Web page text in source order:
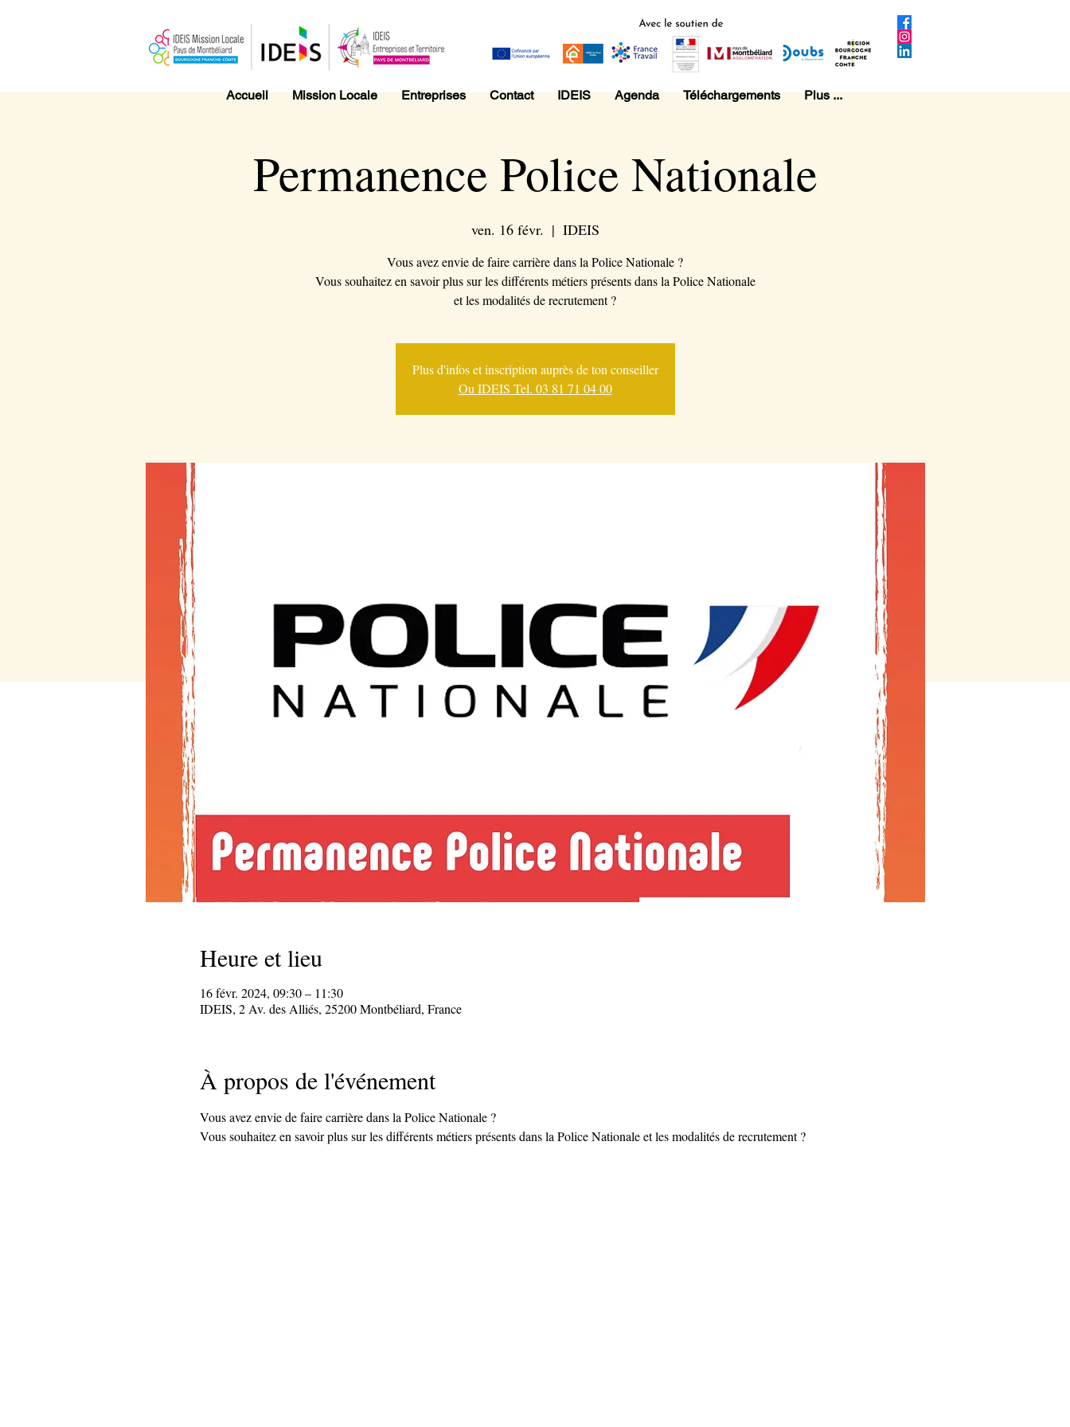
Permanence Police Nationale
ven. 16 févr.
  |
IDEIS
Vous avez envie de faire carrière dans la Police Nationale ?
Vous souhaitez en savoir plus sur les différents métiers présents dans la Police Nationale
et les modalités de recrutement ?
Plus d'infos et inscription auprès de ton conseiller
Ou IDEIS Tel. 03 81 71 04 00
Heure et lieu
16 févr. 2024, 09:30 – 11:30
IDEIS, 2 Av. des Alliés, 25200 Montbéliard, France
À propos de l'événement
Vous avez envie de faire carrière dans la Police Nationale ?
Vous souhaitez en savoir plus sur les différents métiers présents dans la Police Nationale et les modalités de recrutement ?
Accueil Mission Locale Entreprises Contact IDEIS Agenda Téléchargements Plus ...